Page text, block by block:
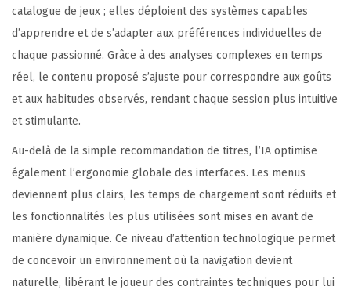
catalogue de jeux ; elles déploient des systèmes capables
d’apprendre et de s’adapter aux préférences individuelles de
chaque passionné. Grâce à des analyses complexes en temps
réel, le contenu proposé s’ajuste pour correspondre aux goûts
et aux habitudes observés, rendant chaque session plus intuitive
et stimulante.
Au-delà de la simple recommandation de titres, l’IA optimise
également l’ergonomie globale des interfaces. Les menus
deviennent plus clairs, les temps de chargement sont réduits et
les fonctionnalités les plus utilisées sont mises en avant de
manière dynamique. Ce niveau d’attention technologique permet
de concevoir un environnement où la navigation devient
naturelle, libérant le joueur des contraintes techniques pour lui